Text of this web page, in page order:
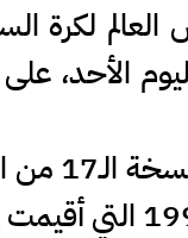
مشاركته بنهائيات كأس
95، في اللقاء الذي أقيم
وبهذه النتيجة، حل منتخبنا